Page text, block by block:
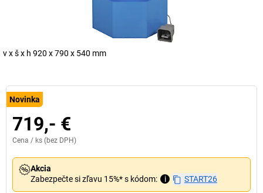
v x š x h 920 x 790 x 540 mm
Novinka
719,- €
Cena / ks (bez DPH)
Akcia
Zabezpečte si zľavu 15%* s kódom:
i START26